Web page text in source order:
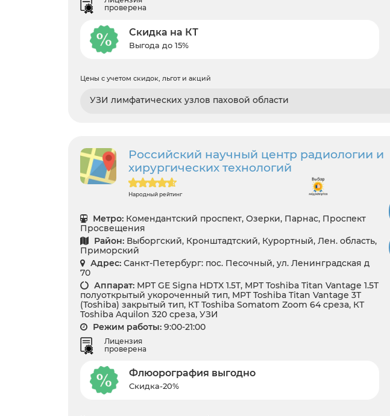
проверена
Скидка на КТ
Выгода до 15%
Цены с учетом скидок, льгот и акций
УЗИ лимфатических узлов паховой области
Российский научный центр радиологии и
хирургических технологий
Народный рейтинг
Метро: Комендантский проспект, Озерки, Парнас, Проспект
Просвещения
Район: Выборгский, Кронштадтский, Курортный, Лен. область,
Приморский
Адрес: Санкт-Петербург: пос. Песочный, ул. Ленинградская д
70
Аппарат: МРТ GE Signa HDTX 1.5T, МРТ Toshiba Titan Vantage 1.5T
полуоткрытый укороченный тип, МРТ Toshiba Titan Vantage 3T
(Toshiba) закрытый тип, КТ Toshiba Somatom Zoom 64 среза, КТ
Toshiba Aquilon 320 среза, УЗИ
Режим работы: 9:00-21:00
Лицензия
проверена
Флюорография выгодно
Скидка-20%